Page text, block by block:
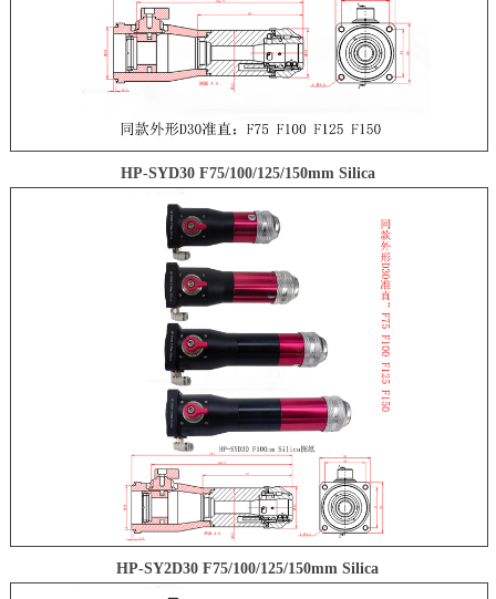
HP-SYD30 F75/100/125/150mm Silica
HP-SY2D30 F75/100/125/150mm Silica